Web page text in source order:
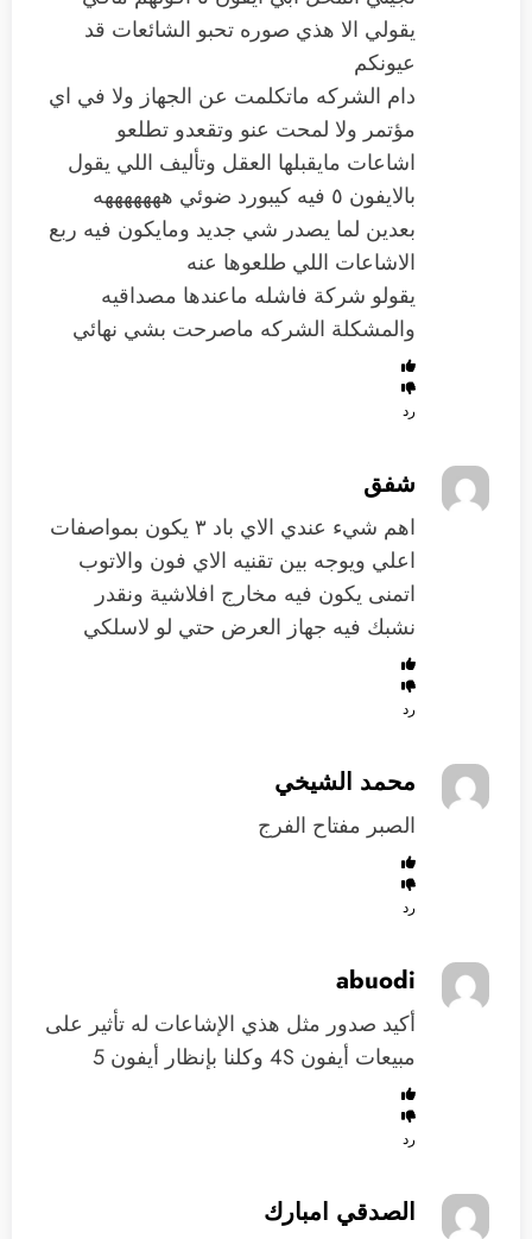
يقولي الا هذي صوره تحبو الشائعات قد
عيونكم
دام الشركه ماتكلمت عن الجهاز ولا في اي
مؤتمر ولا لمحت عنو وتقعدو تطلعو
اشاعات مايقبلها العقل وتأليف اللي يقول
بالايفون ٥ فيه كيبورد ضوئي هههههههه
بعدين لما يصدر شي جديد ومايكون فيه ربع
الاشاعات اللي طلعوها عنه
يقولو شركة فاشله ماعندها مصداقيه
والمشكلة الشركه ماصرحت بشي نهائي
رد
شفق
اهم شيء عندي الاي باد ٣ يكون بمواصفات
اعلي ويوجه بين تقنيه الاي فون والاتوب
اتمنى يكون فيه مخارج افلاشية ونقدر
نشبك فيه جهاز العرض حتي لو لاسلكي
رد
محمد الشيخي
الصبر مفتاح الفرج
رد
abuodi
أكيد صدور مثل هذي الإشاعات له تأثير على
مبيعات أيفون 4S وكلنا بإنظار أيفون 5
رد
الصدقي امبارك